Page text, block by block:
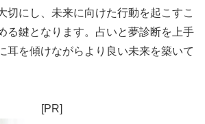
切にし、未来に向けた行動を起こすこ
る鍵となります。占いと夢診断を上手
耳を傾けながらより良い未来を築いて
[PR]